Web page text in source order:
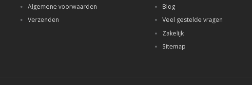
Algemene voorwaarden
Verzenden
Blog
Veel gestelde vragen
Zakelijk
Sitemap